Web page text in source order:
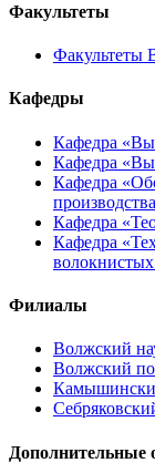
Факультеты
Факультеты
Кафедры
Кафедра
Кафедра
Кафедра
Кафедра
Кафедра
Филиалы
Волжский
Волжский
Дополнительные